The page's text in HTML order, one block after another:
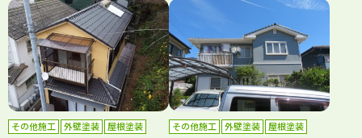
があります。
その他施工 外壁塗装 屋根塗装 その他施工 外壁塗装 屋根塗装